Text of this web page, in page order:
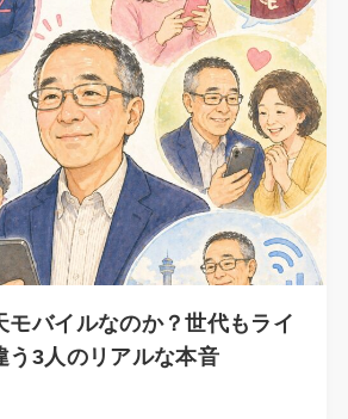
モバイルなのか？世代もライ
う3人のリアルな本音